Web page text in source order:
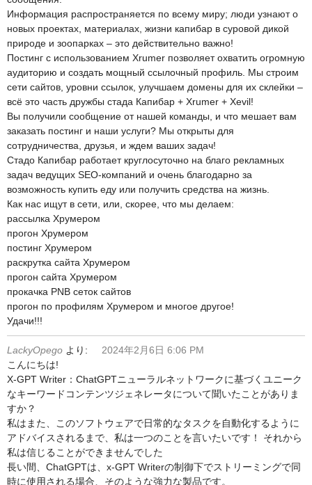
Информация распространяется по всему миру; люди узнают о
новых проектах, материалах, жизни капибар в суровой дикой
природе и зоопарках – это действительно важно!
Постинг с использованием Xrumer позволяет охватить огромную
аудиторию и создать мощный ссылочный профиль. Мы строим
сети сайтов, уровни ссылок, улучшаем домены для их склейки –
всё это часть дружбы стада Капибар + Xrumer + Xevil!
Вы получили сообщение от нашей команды, и что мешает вам
заказать постинг и наши услуги? Мы открыты для
сотрудничества, друзья, и ждем ваших задач!
Стадо Капибар работает круглосуточно на благо рекламных
задач ведущих SEO-компаний и очень благодарно за
возможность купить еду или получить средства на жизнь.
Как нас ищут в сети, или, скорее, что мы делаем:
рассылка Хрумером
прогон Хрумером
постинг Хрумером
раскрутка сайта Хрумером
прогон сайта Хрумером
прокачка PNB сеток сайтов
прогон по профилям Хрумером и многое другое!
Удачи!!!
LackyOpego より:
2024年2月6日 6:06 PM
こんにちは!
X-GPT Writer：ChatGPTニューラルネットワークに基づくユニーク
なキーワードコンテンツジェネレータについて聞いたことがありま
すか？
私はまた、このソフトウェアで日常的なタスクを自動化するように
アドバイスされるまで、私は一つのことを言いたいです！ それから
私は信じることができませんでした
長い間、ChatGPTは、x-GPT Writerの制御下でストリーミングで同
時に使用される場合、そのような強力な製品です。